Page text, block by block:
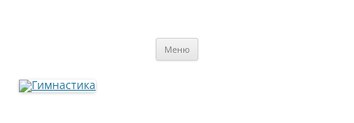
Меню